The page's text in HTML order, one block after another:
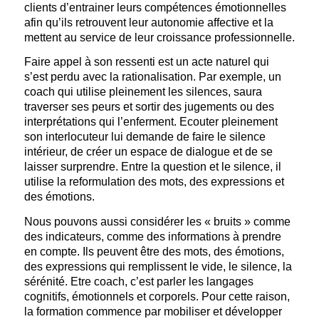
clients d’entrainer leurs compétences émotionnelles
afin qu’ils retrouvent leur autonomie affective et la
mettent au service de leur croissance professionnelle.
Faire appel à son ressenti est un acte naturel qui
s’est perdu avec la rationalisation. Par exemple, un
coach qui utilise pleinement les silences, saura
traverser ses peurs et sortir des jugements ou des
interprétations qui l’enferment. Ecouter pleinement
son interlocuteur lui demande de faire le silence
intérieur, de créer un espace de dialogue et de se
laisser surprendre. Entre la question et le silence, il
utilise la reformulation des mots, des expressions et
des émotions.
Nous pouvons aussi considérer les « bruits » comme
des indicateurs, comme des informations à prendre
en compte. Ils peuvent être des mots, des émotions,
des expressions qui remplissent le vide, le silence, la
sérénité. Etre coach, c’est parler les langages
cognitifs, émotionnels et corporels. Pour cette raison,
la formation commence par mobiliser et développer